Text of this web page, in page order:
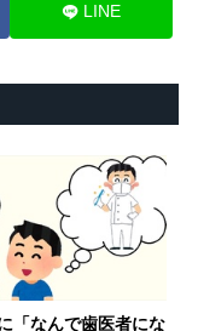
LINE
「なんで歯医者にな